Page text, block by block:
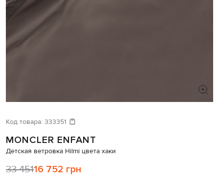
Код товара: 333351
MONCLER ENFANT
Детская ветровка Hilmi цвета хаки
33 45116 752 грн